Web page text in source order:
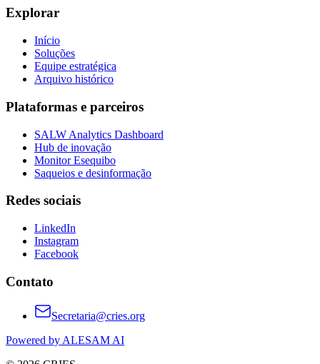
Explorar
Início
Soluções
Equipe estratégica
Arquivo histórico
Plataformas e parceiros
SALW Analytics Dashboard
Hub de inovação
Monitor Esequibo
Saqueios e desinformação
Redes sociais
LinkedIn
Instagram
Facebook
Contato
Secretaria@cries.org
Powered by ALESAM AI